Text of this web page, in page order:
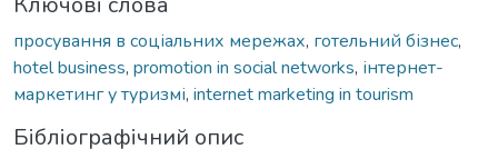
просування в соціальних мережах, готельний бізнес,
hotel business, promotion in social networks, інтернет-
маркетинг у туризмі, internet marketing in tourism
Бібліографічний опис